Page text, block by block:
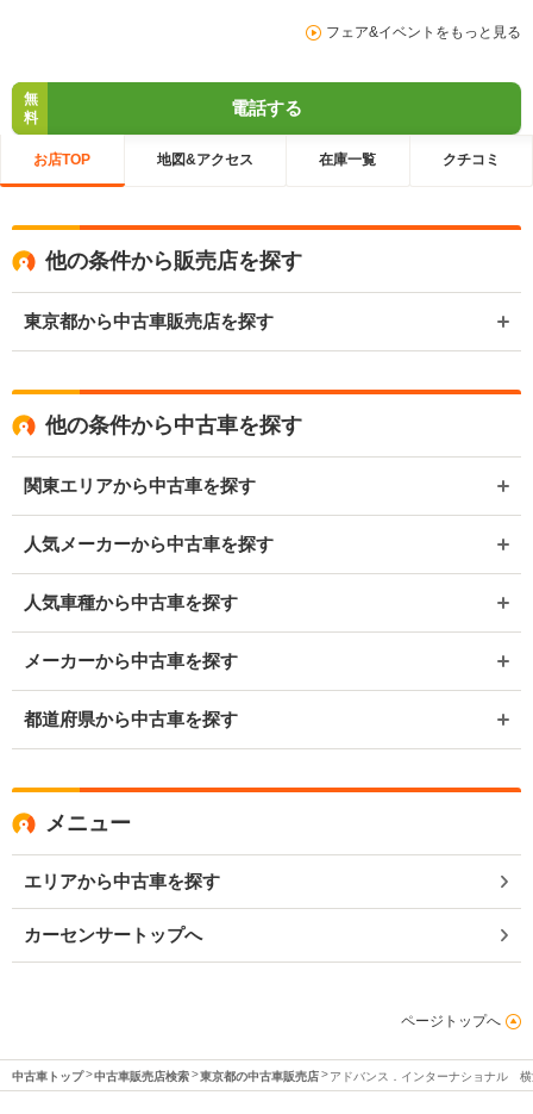
フェア&イベントをもっと見る
無
料
電話する
お店TOP 地図&アクセス 在庫一覧 クチコミ
他の条件から販売店を探す
東京都から中古車販売店を探す
他の条件から中古車を探す
関東エリアから中古車を探す
人気メーカーから中古車を探す
人気車種から中古車を探す
メーカーから中古車を探す
都道府県から中古車を探す
メニュー
エリアから中古車を探す
カーセンサートップへ
ページトップへ
中古車トップ 中古車販売店検索 東京都の中古車販売店 アドバンス．インターナショナル